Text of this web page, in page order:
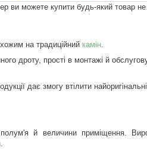
ви можете купити будь-який товар
на традиційний камін
дроту, прості в монтажі й
дає змогу втілити
полум'я й величини приміщення.